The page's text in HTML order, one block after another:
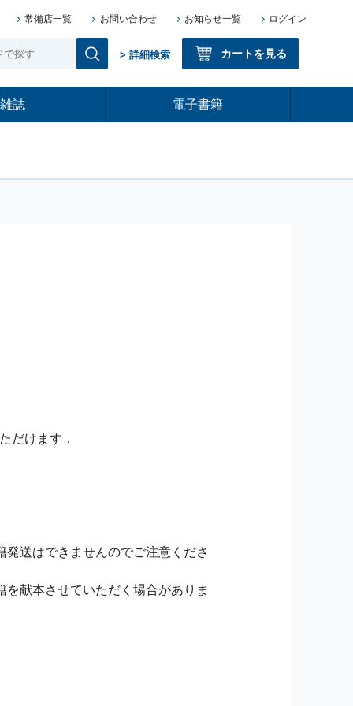
常備店一覧 お問い合わせ お知らせ一覧 ログイン
> 詳細検索 カートを見る
雑誌 電子書籍
だけます．
送はできませんのでご注意くださ
献本させていただく場合がありま